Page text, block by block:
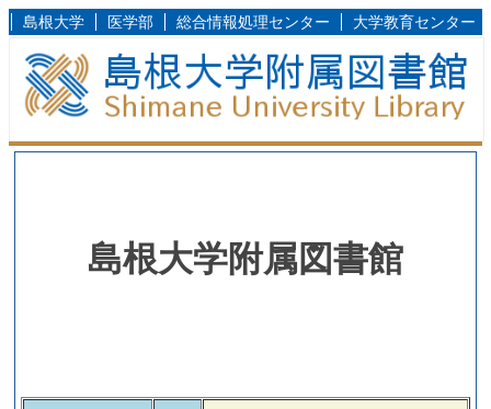
島根大学 医学部 総合情報処理センター 大学教育センター
島根大学附属図書館